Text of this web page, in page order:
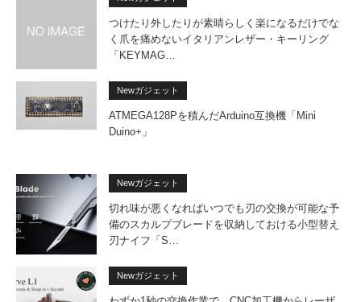
つけたり外したりが素晴らしく楽になるだけでな
く爪を痛めないイタリアンレザー・キーリング
「KEYMAG…
Newガジェット
ATMEGA128Pを積んだArduino互換機「Mini
Duino+」
Newガジェット
切れ味が悪くなればいつでも刃の交換が可能な予
備のスカルプブレードを収納しておける小型替え
刃ナイフ「S…
Newガジェット